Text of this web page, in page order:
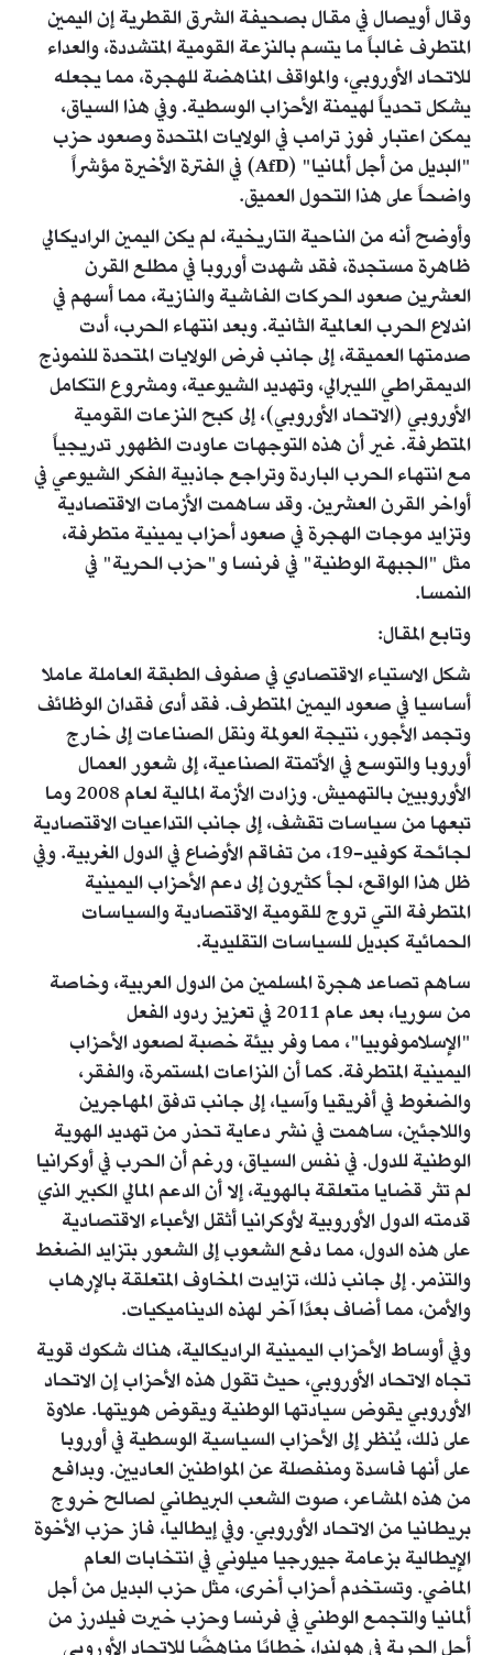
وقال أويصال في مقال بصحيفة الشرق القطرية إن اليمين
المتطرف غالباً ما يتسم بالنزعة القومية المتشددة، والعداء
للاتحاد الأوروبي، والمواقف المناهضة للهجرة، مما يجعله
يشكل تحدياً لهيمنة الأحزاب الوسطية. وفي هذا السياق،
يمكن اعتبار فوز ترامب في الولايات المتحدة وصعود حزب
"البديل من أجل ألمانيا" (AfD) في الفترة الأخيرة مؤشراً
واضحاً على هذا التحول العميق.
وأوضح أنه من الناحية التاريخية، لم يكن اليمين الراديكالي
ظاهرة مستجدة، فقد شهدت أوروبا في مطلع القرن
العشرين صعود الحركات الفاشية والنازية، مما أسهم في
اندلاع الحرب العالمية الثانية. وبعد انتهاء الحرب، أدت
صدمتها العميقة، إلى جانب فرض الولايات المتحدة للنموذج
الديمقراطي الليبرالي، وتهديد الشيوعية، ومشروع التكامل
الأوروبي (الاتحاد الأوروبي)، إلى كبح النزعات القومية
المتطرفة. غير أن هذه التوجهات عاودت الظهور تدريجياً
مع انتهاء الحرب الباردة وتراجع جاذبية الفكر الشيوعي في
أواخر القرن العشرين. وقد ساهمت الأزمات الاقتصادية
وتزايد موجات الهجرة في صعود أحزاب يمينية متطرفة،
مثل "الجبهة الوطنية" في فرنسا و"حزب الحرية" في
النمسا.
وتابع المقال:
شكل الاستياء الاقتصادي في صفوف الطبقة العاملة عاملا
أساسيا في صعود اليمين المتطرف. فقد أدى فقدان الوظائف
وتجمد الأجور، نتيجة العولمة ونقل الصناعات إلى خارج
أوروبا والتوسع في الأتمتة الصناعية، إلى شعور العمال
الأوروبيين بالتهميش. وزادت الأزمة المالية لعام 2008 وما
تبعها من سياسات تقشف، إلى جانب التداعيات الاقتصادية
لجائحة كوفيد-19، من تفاقم الأوضاع في الدول الغربية. وفي
ظل هذا الواقع، لجأ كثيرون إلى دعم الأحزاب اليمينية
المتطرفة التي تروج للقومية الاقتصادية والسياسات
الحمائية كبديل للسياسات التقليدية.
ساهم تصاعد هجرة المسلمين من الدول العربية، وخاصة
من سوريا، بعد عام 2011 في تعزيز ردود الفعل
"الإسلاموفوبيا"، مما وفر بيئة خصبة لصعود الأحزاب
اليمينية المتطرفة. كما أن النزاعات المستمرة، والفقر،
والضغوط في أفريقيا وآسيا، إلى جانب تدفق المهاجرين
واللاجئين، ساهمت في نشر دعاية تحذر من تهديد الهوية
الوطنية للدول. في نفس السياق، ورغم أن الحرب في أوكرانيا
لم تثر قضايا متعلقة بالهوية، إلا أن الدعم المالي الكبير الذي
قدمته الدول الأوروبية لأوكرانيا أثقل الأعباء الاقتصادية
على هذه الدول، مما دفع الشعوب إلى الشعور بتزايد الضغط
والتذمر. إلى جانب ذلك، تزايدت المخاوف المتعلقة بالإرهاب
والأمن، مما أضاف بعدًا آخر لهذه الديناميكيات.
وفي أوساط الأحزاب اليمينية الراديكالية، هناك شكوك قوية
تجاه الاتحاد الأوروبي، حيث تقول هذه الأحزاب إن الاتحاد
الأوروبي يقوض سيادتها الوطنية ويقوض هويتها. علاوة
على ذلك، يُنظر إلى الأحزاب السياسية الوسطية في أوروبا
على أنها فاسدة ومنفصلة عن المواطنين العاديين. وبدافع
من هذه المشاعر، صوت الشعب البريطاني لصالح خروج
بريطانيا من الاتحاد الأوروبي. وفي إيطاليا، فاز حزب الأخوة
الإيطالية بزعامة جيورجيا ميلوني في انتخابات العام
الماضي. وتستخدم أحزاب أخرى، مثل حزب البديل من أجل
ألمانيا والتجمع الوطني في فرنسا وحزب خيرت فيلدرز من